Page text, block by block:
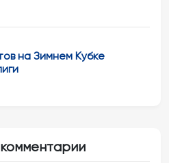
на Зимнем Кубке